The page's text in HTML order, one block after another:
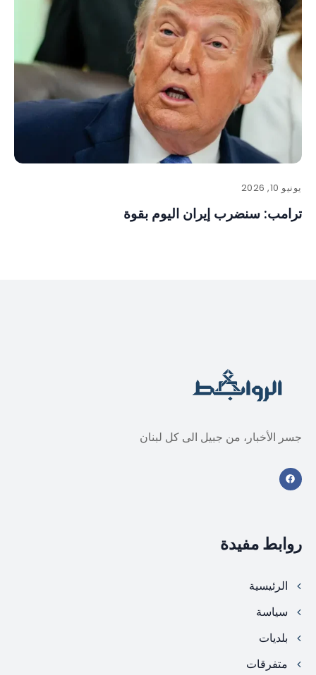
يونيو 10, 2026
ترامب: سنضرب إيران اليوم بقوة
جسر الأخبار، من جبيل الى كل لبنان
روابط مفيدة
الرئيسية
سياسة
بلديات
متفرقات